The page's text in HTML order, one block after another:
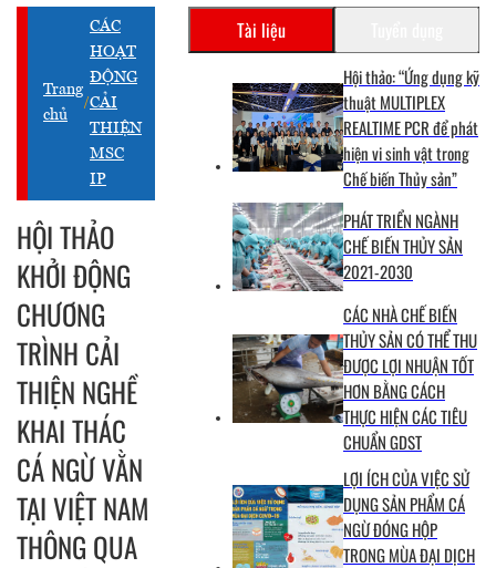
Trang
chủ
/
CÁC
HOẠT
ĐỘNG
CẢI
THIỆN
MSC
IP
HỘI THẢO
KHỞI ĐỘNG
CHƯƠNG
TRÌNH CẢI
THIỆN NGHỀ
KHAI THÁC
CÁ NGỪ VẰN
TẠI VIỆT NAM
THÔNG QUA
Tài liệu
Hội thảo: “Ứng dụng kỹ
thuật MULTIPLEX
REALTIME PCR để phát
hiện vi sinh vật trong
Chế biến Thủy sản”
PHÁT TRIỂN NGÀNH
CHẾ BIẾN THỦY SẢN
2021-2030
CÁC NHÀ CHẾ BIẾN
THỦY SẢN CÓ THỂ THU
ĐƯỢC LỢI NHUẬN TỐT
HƠN BẰNG CÁCH
THỰC HIỆN CÁC TIÊU
CHUẨN GDST
LỢI ÍCH CỦA VIỆC SỬ
DỤNG SẢN PHẨM CÁ
NGỪ ĐÓNG HỘP
TRONG MÙA ĐẠI DỊCH